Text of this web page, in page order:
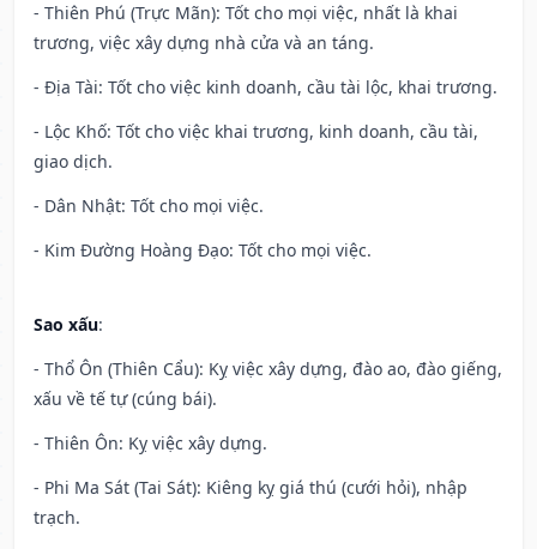
- Thiên Phú (Trực Mãn): Tốt cho mọi việc, nhất là khai
trương, việc xây dựng nhà cửa và an táng.
- Địa Tài: Tốt cho việc kinh doanh, cầu tài lộc, khai trương.
- Lộc Khố: Tốt cho việc khai trương, kinh doanh, cầu tài,
giao dịch.
- Dân Nhật: Tốt cho mọi việc.
- Kim Đường Hoàng Đạo: Tốt cho mọi việc.
Sao xấu:
- Thổ Ôn (Thiên Cẩu): Kỵ việc xây dựng, đào ao, đào giếng,
xấu về tế tự (cúng bái).
- Thiên Ôn: Kỵ việc xây dựng.
- Phi Ma Sát (Tai Sát): Kiêng kỵ giá thú (cưới hỏi), nhập
trạch.